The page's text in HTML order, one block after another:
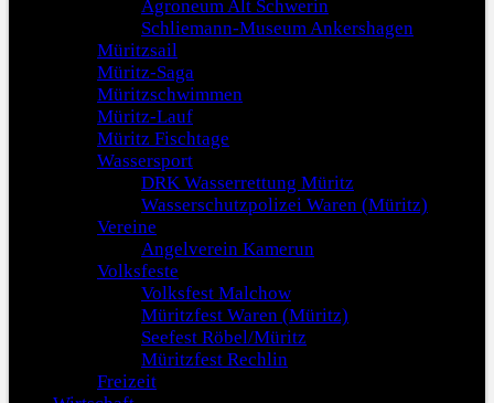
Agroneum Alt Schwerin
Schliemann-Museum Ankershagen
Müritzsail
Müritz-Saga
Müritzschwimmen
Müritz-Lauf
Müritz Fischtage
Wassersport
DRK Wasserrettung Müritz
Wasserschutzpolizei Waren (Müritz)
Vereine
Angelverein Kamerun
Volksfeste
Volksfest Malchow
Müritzfest Waren (Müritz)
Seefest Röbel/Müritz
Müritzfest Rechlin
Freizeit